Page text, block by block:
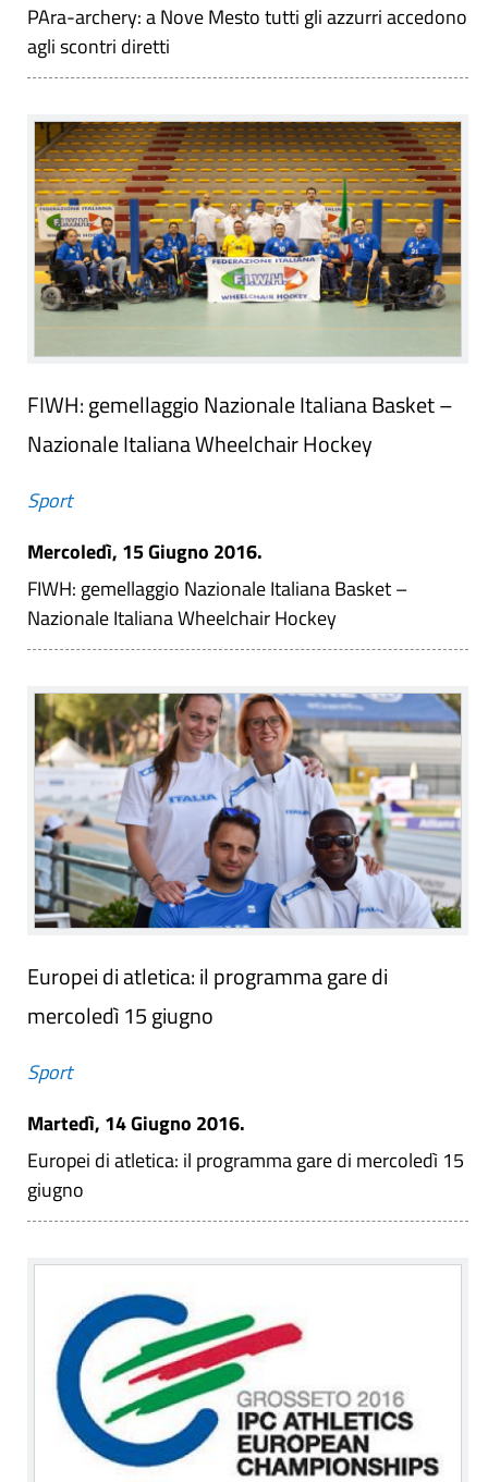
PAra-archery: a Nove Mesto tutti gli azzurri accedono
agli scontri diretti
FIWH: gemellaggio Nazionale Italiana Basket –
Nazionale Italiana Wheelchair Hockey
Sport
Mercoledì, 15 Giugno 2016.
FIWH: gemellaggio Nazionale Italiana Basket –
Nazionale Italiana Wheelchair Hockey
Europei di atletica: il programma gare di
mercoledì 15 giugno
Sport
Martedì, 14 Giugno 2016.
Europei di atletica: il programma gare di mercoledì 15
giugno